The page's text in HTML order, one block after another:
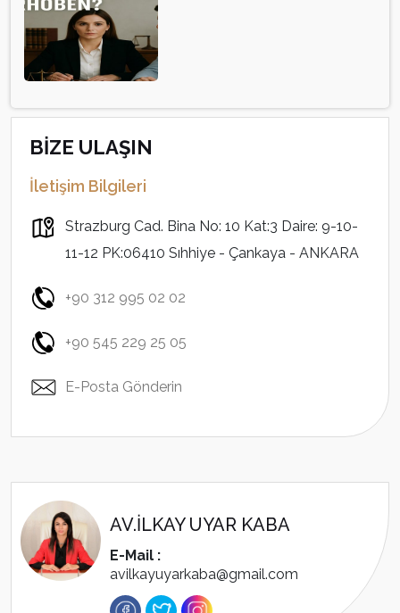
BİZE ULAŞIN
İletişim Bilgileri
Strazburg Cad. Bina No: 10 Kat:3 Daire: 9-10-
11-12 PK:06410 Sıhhiye - Çankaya - ANKARA
+90 312 995 02 02
+90 545 229 25 05
E-Posta Gönderin
AV.İLKAY UYAR KABA
E-Mail :
avilkayuyarkaba@gmail.com